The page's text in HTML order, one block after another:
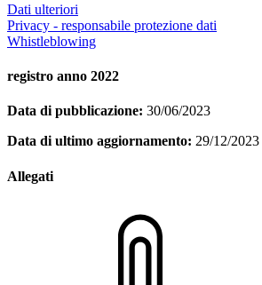
Dati ulteriori
Privacy - responsabile protezione dati
Whistleblowing
registro anno 2022
Data di pubblicazione: 30/06/2023
Data di ultimo aggiornamento: 29/12/2023
Allegati